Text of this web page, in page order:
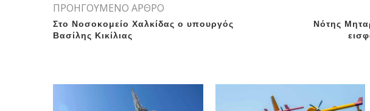
ΠΡΟΗΓΟΥΜΕΝΟ ΑΡΘΡΟ
Στο Νοσοκομείο Χαλκίδας ο υπουργός
Βασίλης Κικίλιας
Νότης